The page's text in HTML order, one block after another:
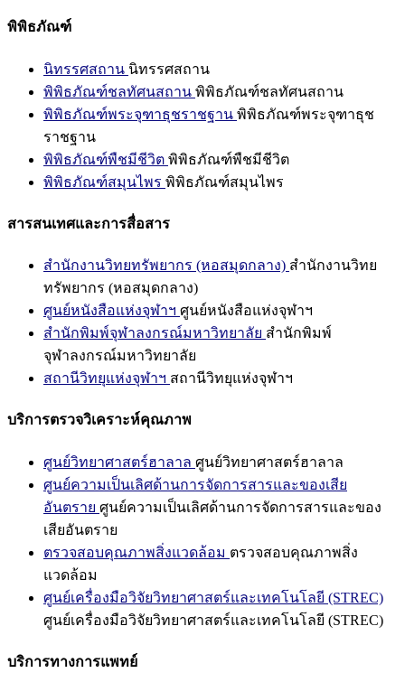
พิพิธภัณฑ์
นิทรรศสถาน นิทรรศสถาน
พิพิธภัณฑ์ชลทัศนสถาน พิพิธภัณฑ์ชลทัศนสถาน
พิพิธภัณฑ์พระจุฑาธุชราชฐาน พิพิธภัณฑ์พระจุฑาธุช
ราชฐาน
พิพิธภัณฑ์พืชมีชีวิต พิพิธภัณฑ์พืชมีชีวิต
พิพิธภัณฑ์สมุนไพร พิพิธภัณฑ์สมุนไพร
สารสนเทศและการสื่อสาร
สำนักงานวิทยทรัพยากร (หอสมุดกลาง) สำนักงานวิทย
ทรัพยากร (หอสมุดกลาง)
ศูนย์หนังสือแห่งจุฬาฯ ศูนย์หนังสือแห่งจุฬาฯ
สำนักพิมพ์จุฬาลงกรณ์มหาวิทยาลัย สำนักพิมพ์
จุฬาลงกรณ์มหาวิทยาลัย
สถานีวิทยุแห่งจุฬาฯ สถานีวิทยุแห่งจุฬาฯ
บริการตรวจวิเคราะห์คุณภาพ
ศูนย์วิทยาศาสตร์ฮาลาล ศูนย์วิทยาศาสตร์ฮาลาล
ศูนย์ความเป็นเลิศด้านการจัดการสารและของเสีย
อันตราย ศูนย์ความเป็นเลิศด้านการจัดการสารและของ
เสียอันตราย
ตรวจสอบคุณภาพสิ่งแวดล้อม ตรวจสอบคุณภาพสิ่ง
แวดล้อม
ศูนย์เครื่องมือวิจัยวิทยาศาสตร์และเทคโนโลยี (STREC)
ศูนย์เครื่องมือวิจัยวิทยาศาสตร์และเทคโนโลยี (STREC)
บริการทางการแพทย์